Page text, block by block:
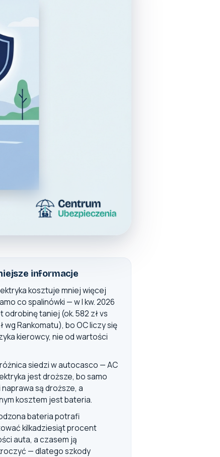
informacje
kosztuje mniej więcej
co spalinówki — w I kw. 2026
odrobinę taniej (ok. 582 zł vs
wg Rankomatu), bo OC liczy się
kierowcy, nie od wartości
siedzi w autocasco — AC
jest droższe, bo samo
są droższe, a
kosztem jest bateria.
bateria potrafi
kilkadziesiąt procent
auta, a czasem ją
— dlatego szkody